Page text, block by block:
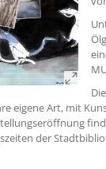
eigene Art, mit
der